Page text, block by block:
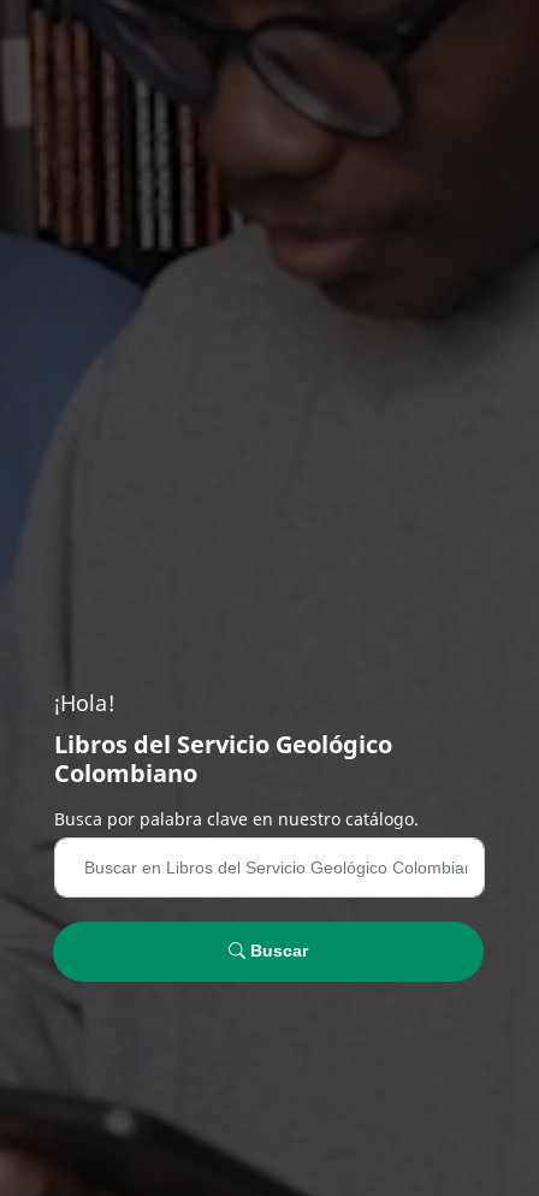
¡Hola!
Libros del Servicio Geológico
Colombiano
Busca por palabra clave en nuestro catálogo.
Buscar